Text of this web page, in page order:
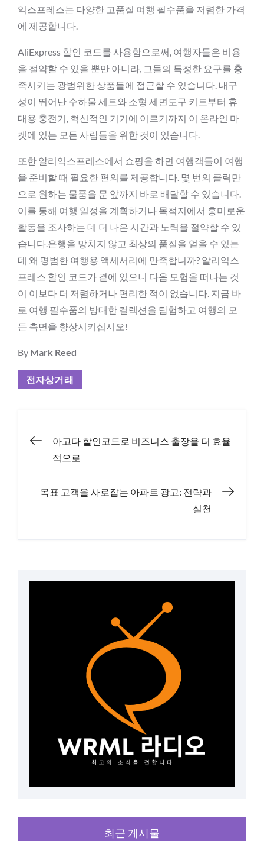
익스프레스는 다양한 고품질 여행 필수품을 저렴한 가격
에 제공합니다.
AliExpress 할인 코드를 사용함으로써, 여행자들은 비용
을 절약할 수 있을 뿐만 아니라, 그들의 특정한 요구를 충
족시키는 광범위한 상품들에 접근할 수 있습니다. 내구
성이 뛰어난 수하물 세트와 소형 세면도구 키트부터 휴
대용 충전기, 혁신적인 기기에 이르기까지 이 온라인 마
켓에 있는 모든 사람들을 위한 것이 있습니다.
또한 알리익스프레스에서 쇼핑을 하면 여행객들이 여행
을 준비할 때 필요한 편의를 제공합니다. 몇 번의 클릭만
으로 원하는 물품을 문 앞까지 바로 배달할 수 있습니다.
이를 통해 여행 일정을 계획하거나 목적지에서 흥미로운
활동을 조사하는 데 더 나은 시간과 노력을 절약할 수 있
습니다.은행을 망치지 않고 최상의 품질을 얻을 수 있는
데 왜 평범한 여행용 액세서리에 만족합니까? 알리익스
프레스 할인 코드가 곁에 있으니 다음 모험을 떠나는 것
이 이보다 더 저렴하거나 편리한 적이 없습니다. 지금 바
로 여행 필수품의 방대한 컬렉션을 탐험하고 여행의 모
든 측면을 향상시키십시오!
By Mark Reed
전자상거래
Post아고다 할인코드로 비즈니스 출장을 더 효율
적으로
목표 고객을 사로잡는 아파트 광고: 전략과
실천
최근 게시물